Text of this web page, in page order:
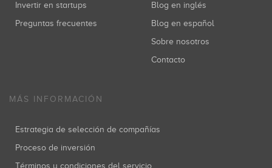
Invertir en startups
Preguntas frecuentes
Blog en inglés
Blog en español
Sobre nosotros
Contacto
MÁS INFORMACIÓN
Estrategia de selección de compañías
Proceso de inversión
Términos y condiciones del servicio